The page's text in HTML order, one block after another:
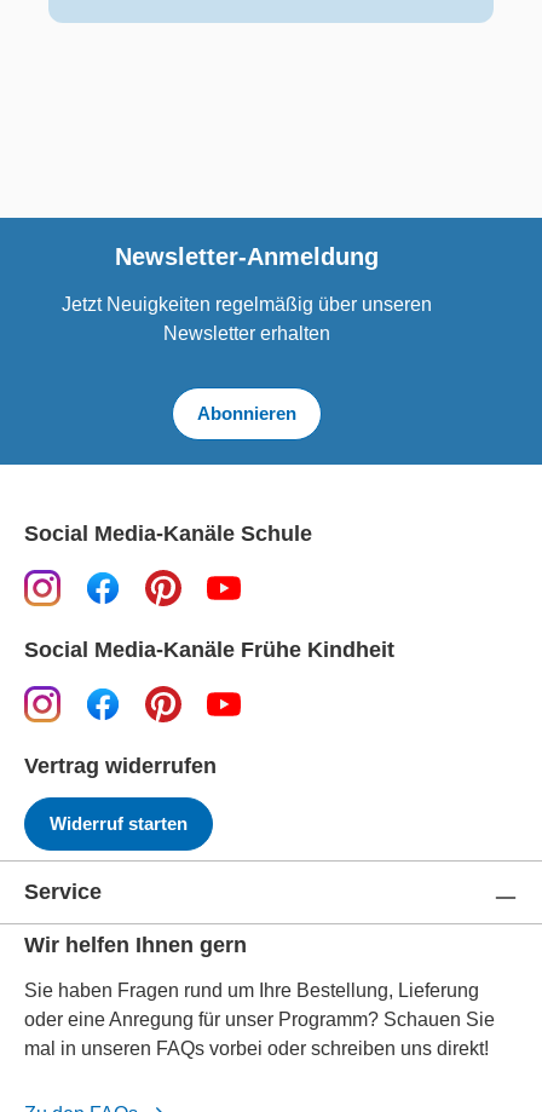
Newsletter-Anmeldung
Jetzt Neuigkeiten regelmäßig über unseren
Newsletter erhalten
Abonnieren
Social Media-Kanäle Schule
Social Media-Kanäle Frühe Kindheit
Vertrag widerrufen
Widerruf starten
Service
Wir helfen Ihnen gern
Sie haben Fragen rund um Ihre Bestellung, Lieferung
oder eine Anregung für unser Programm? Schauen Sie
mal in unseren FAQs vorbei oder schreiben uns direkt!